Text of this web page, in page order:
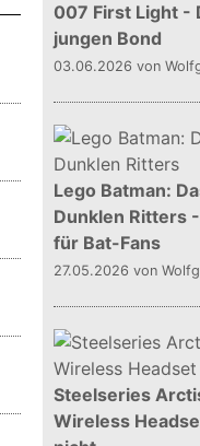
007 First Light -
jungen Bond
03.06.2026 von
Lego Batman:
Dunklen Ritters
für Bat-Fans
27.05.2026 von
Steelseries
Wireless